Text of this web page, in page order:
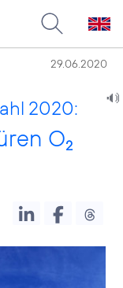
29.06.2020
2020:
O2